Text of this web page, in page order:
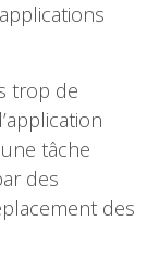
trop de
tâche
des
des